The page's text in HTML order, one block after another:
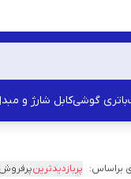
باتری گوشیکابل شارژ و
براساس: پربازدیدترین